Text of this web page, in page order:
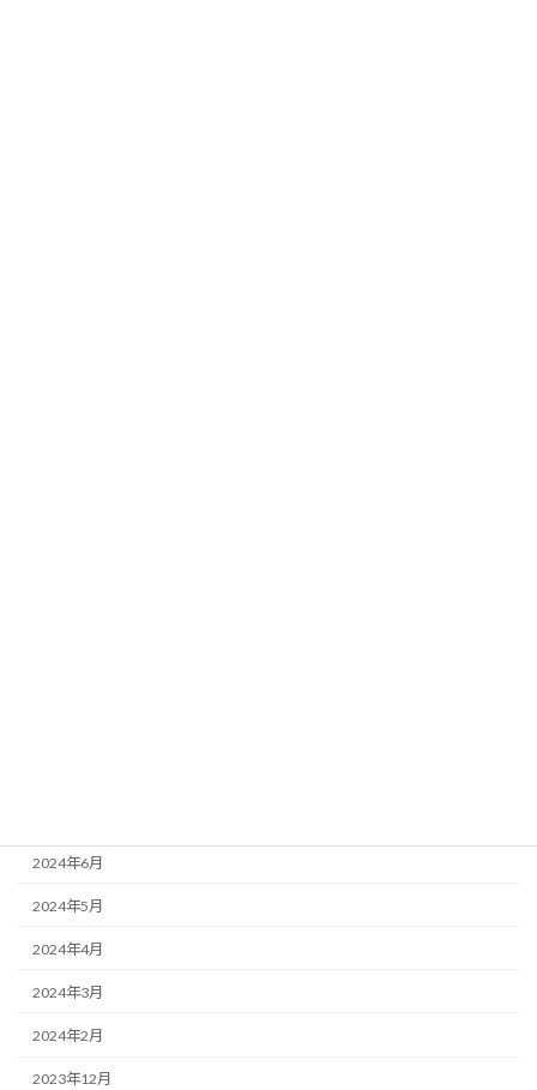
2024年6月
2024年5月
2024年4月
2024年3月
2024年2月
2023年12月